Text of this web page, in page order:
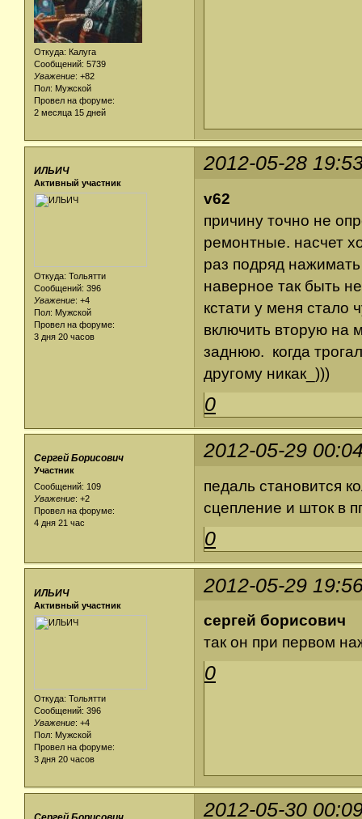
Откуда: Калуга
Сообщений: 5739
Уважение: +82
Пол: Мужской
Провел на форуме:
2 месяца 15 дней
2012-05-28
ИЛЬИЧ
Активный участник
Откуда: Тольятти
Сообщений: 396
Уважение: +4
Пол: Мужской
Провел на форуме:
3 дня 20 часов
v62
причину точно не
ремонтные. насчет
раз подряд
наверное так быть
кстати у меня стало
включить вторую на
заднюю. когда
другому никак_)))
0
2012-05-29
Сергей Борисович
Участник
Сообщений: 109
Уважение: +2
Провел на форуме:
4 дня 21 час
педаль становится
сцепление и шток в
0
2012-05-29
ИЛЬИЧ
Активный участник
Откуда: Тольятти
Сообщений: 396
Уважение: +4
Пол: Мужской
Провел на форуме:
3 дня 20 часов
сергей борисович
так он при первом
0
2012-05-30